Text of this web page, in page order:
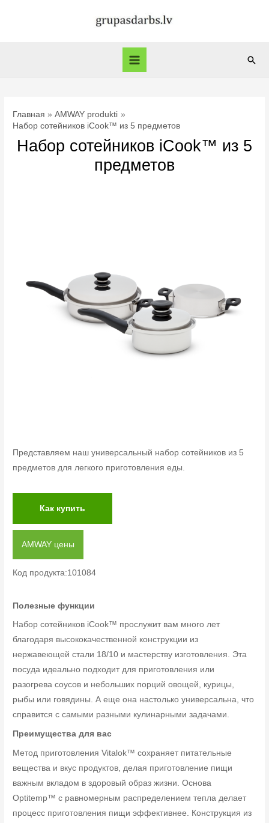
Main
Главная
AMWAY produkti
Набор сотейников iCook™ из 5 предметов
Набор сотейников iCook™ из 5
предметов
Представляем наш универсальный набор сотейников из 5
предметов для легкого приготовления еды.
Как купить
AMWAY цены
Код продукта:101084
Полезные функции
Набор сотейников iCook™ прослужит вам много лет
благодаря высококачественной конструкции из
нержавеющей стали 18/10 и мастерству изготовления. Эта
посуда идеально подходит для приготовления или
разогрева соусов и небольших порций овощей, курицы,
рыбы или говядины. А еще она настолько универсальна, что
справится с самыми разными кулинарными задачами.
Преимущества для вас
Метод приготовления Vitalok™ сохраняет питательные
вещества и вкус продуктов, делая приготовление пищи
важным вкладом в здоровый образ жизни. Основа
Optitemp™ с равномерным распределением тепла делает
процесс приготовления пищи эффективнее. Конструкция из